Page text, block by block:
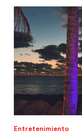
Entretenimiento